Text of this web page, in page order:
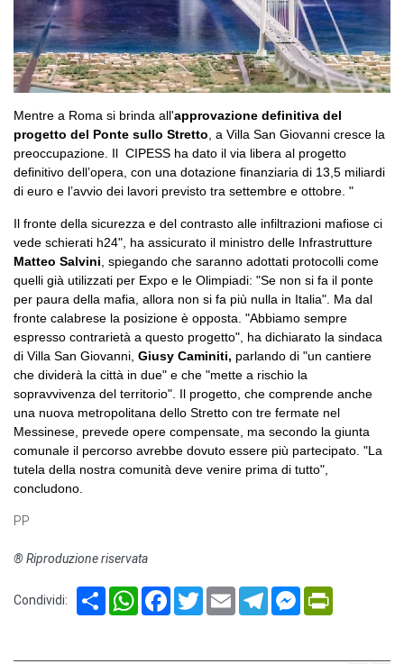
Mentre a Roma si brinda all'approvazione definitiva del
progetto del Ponte sullo Stretto , a Villa San Giovanni cresce la
preoccupazione. Il CIPESS ha dato il via libera al progetto
definitivo dell’opera, con una dotazione finanziaria di 13,5 miliardi
di euro e l’avvio dei lavori previsto tra settembre e ottobre. "
Il fronte della sicurezza e del contrasto alle infiltrazioni mafiose ci
vede schierati h24", ha assicurato il ministro delle Infrastrutture
Matteo Salvini , spiegando che saranno adottati protocolli come
quelli già utilizzati per Expo e le Olimpiadi: "Se non si fa il ponte
per paura della mafia, allora non si fa più nulla in Italia". Ma dal
fronte calabrese la posizione è opposta. "Abbiamo sempre
espresso contrarietà a questo progetto", ha dichiarato la sindaca
di Villa San Giovanni, Giusy Caminiti, parlando di "un cantiere
che dividerà la città in due" e che "mette a rischio la
sopravvivenza del territorio". Il progetto, che comprende anche
una nuova metropolitana dello Stretto con tre fermate nel
Messinese, prevede opere compensate, ma secondo la giunta
comunale il percorso avrebbe dovuto essere più partecipato. "La
tutela della nostra comunità deve venire prima di tutto",
concludono.
PP
® Riproduzione riservata
Condividi: Share WhatsAppFacebook
TwitterEmail TelegramMessenger